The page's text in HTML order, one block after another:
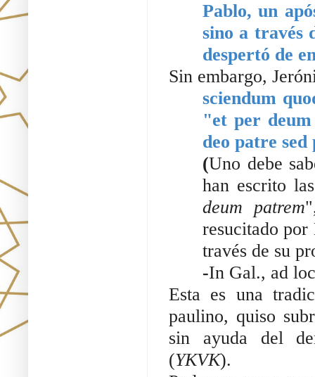
Pablo, un
sino a través
despertó de
Sin embargo,
sciendum
"et per
deo patre
(Uno debe
han escrito
deum patrem
resucitado por
través de su
-In Gal., ad
Esta es una
paulino, quiso
sin ayuda del
(YKVK).